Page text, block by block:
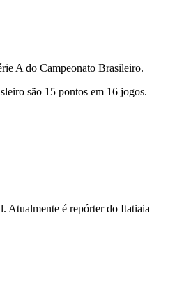
A do Campeonato Brasileiro.
são 15 pontos em 16 jogos.
Atualmente é repórter do Itatiaia